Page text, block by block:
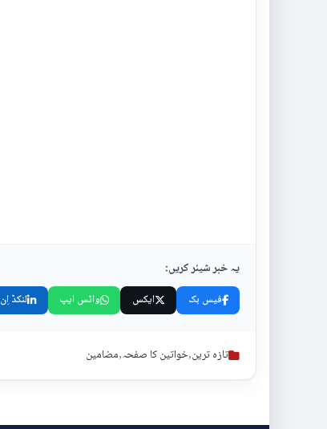
یہ خبر شیئر کریں:
فیس بک ایکس واٹس ایپ لنکڈ اِن
تازہ ترین,خواتین کا صفحہ,مضامین